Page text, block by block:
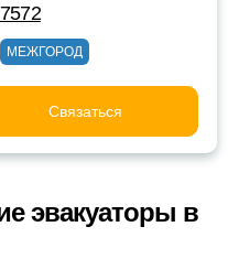
МЕЖГОРОД
Связаться
эвакуаторы в